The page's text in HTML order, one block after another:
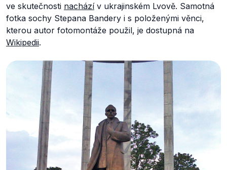
ve skutečnosti nacházív ukrajinském Lvově. Samotná
fotka sochy Stepana Bandery i s položenými věnci,
kterou autor fotomontáže použil, je dostupná na
Wikipedii.